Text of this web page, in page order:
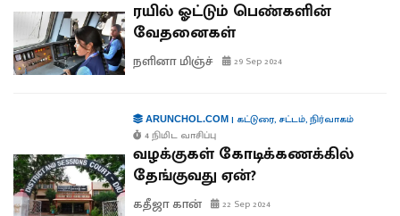
ரயில் ஓட்டும் பெண்களின்
வேதனைகள்
நளினா மிஞ்ச் 29 Sep 2024
ARUNCHOL.COM| கட்டுரை, சட்டம்,நிர்வாகம்
4 நிமிட வாசிப்பு
வழக்குகள் கோடிக்கணக்கில்
தேங்குவது ஏன்?
கதீஜா கான் 22 Sep 2024